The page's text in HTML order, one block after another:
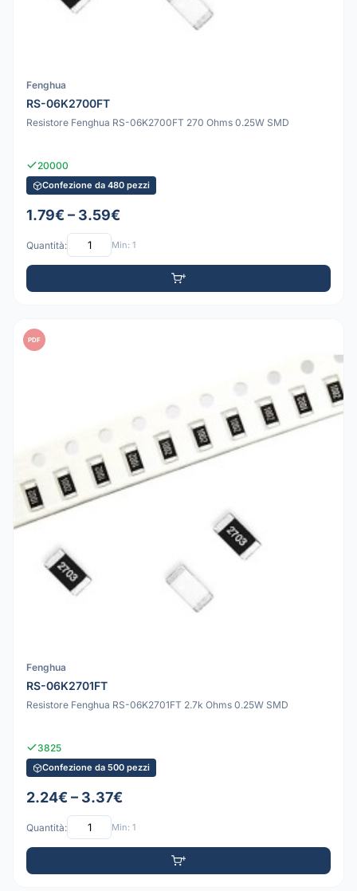
Fenghua
RS-06K2700FT
Resistore Fenghua RS-06K2700FT 270 Ohms 0.25W SMD
20000
Confezione da 480 pezzi
1.79€ – 3.59€
Quantità: Min: 1
PDF
Fenghua
RS-06K2701FT
Resistore Fenghua RS-06K2701FT 2.7k Ohms 0.25W SMD
3825
Confezione da 500 pezzi
2.24€ – 3.37€
Quantità: Min: 1